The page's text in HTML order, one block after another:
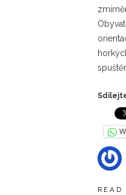
READ